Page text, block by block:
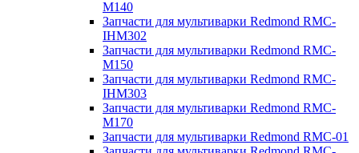
M140
Запчасти для мультиварки Redmond RMC-
IHM302
Запчасти для мультиварки Redmond RMC-
M150
Запчасти для мультиварки Redmond RMC-
IHM303
Запчасти для мультиварки Redmond RMC-
M170
Запчасти для мультиварки Redmond RMC-01